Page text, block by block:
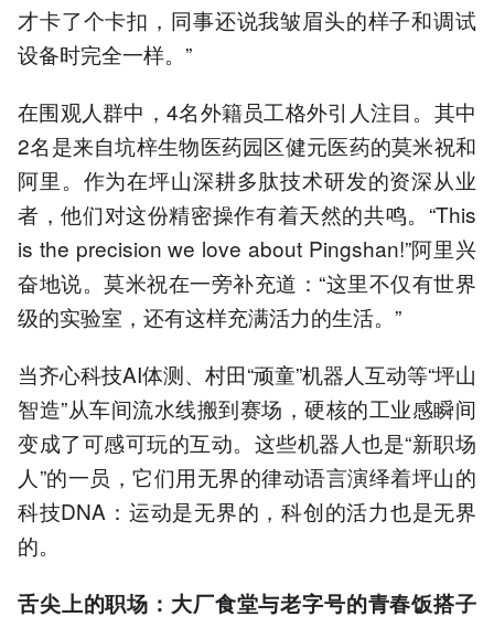
才卡了个卡扣，同事还说我皱眉头的样子和调试
设备时完全一样。”
在围观人群中，4名外籍员工格外引人注目。其中
2名是来自坑梓生物医药园区健元医药的莫米祝和
阿里。作为在坪山深耕多肽技术研发的资深从业
者，他们对这份精密操作有着天然的共鸣。“This
is the precision we love about Pingshan!”阿里兴
奋地说。莫米祝在一旁补充道：“这里不仅有世界
级的实验室，还有这样充满活力的生活。”
当齐心科技AI体测、村田“顽童”机器人互动等“坪山
智造”从车间流水线搬到赛场，硬核的工业感瞬间
变成了可感可玩的互动。这些机器人也是“新职场
人”的一员，它们用无界的律动语言演绎着坪山的
科技DNA：运动是无界的，科创的活力也是无界
的。
舌尖上的职场：大厂食堂与老字号的青春饭搭子